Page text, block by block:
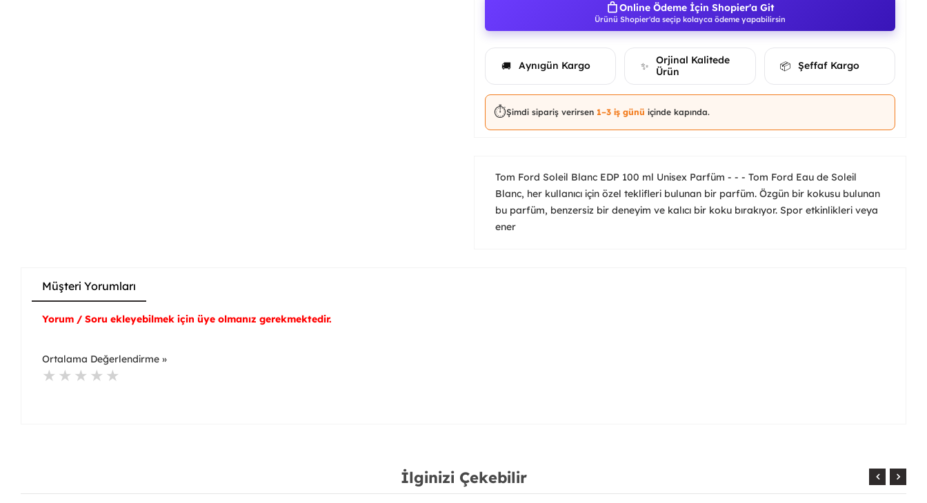
Online Ödeme İçin Shopier'a Git
Ürünü Shopier'da seçip kolayca ödeme yapabilirsin
🚚 Aynıgün Kargo ✨
Orjinal Kalitede
Ürün
📦 Şeffaf Kargo
⏱️Şimdi sipariş verirsen 1–3 iş günü içinde kapında.
Tom Ford Soleil Blanc EDP 100 ml Unisex Parfüm - - - Tom Ford Eau de Soleil
Blanc, her kullanıcı için özel teklifleri bulunan bir parfüm. Özgün bir kokusu bulunan
bu parfüm, benzersiz bir deneyim ve kalıcı bir koku bırakıyor. Spor etkinlikleri veya
ener
Müşteri Yorumları
Yorum / Soru ekleyebilmek için üye olmanız gerekmektedir.
Ortalama Değerlendirme »
İlginizi Çekebilir